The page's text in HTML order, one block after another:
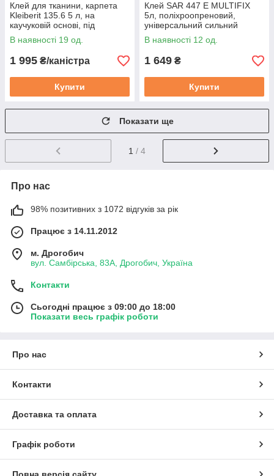
Клей для тканини, карпета
Kleiberit 135.6 5 л, на
каучуковій основі, під
пульвер, меблевий
(Німеччина)
В наявності 19 од.
1 995 ₴/каністра
Купити
Клей SAR 447 E MULTIFIX
5л, поліхроопреновий,
універсальний сильний
фіксації
В наявності 12 од.
1 649 ₴
Купити
Показати ще
1 / 4
Про нас
98% позитивних з 1072 відгуків за рік
Працює з 14.11.2012
м. Дрогобич
вул. Самбірська, 83А, Дрогобич, Україна
Контакти
Сьогодні працює з 09:00 до 18:00
Показати весь графік роботи
Про нас
Контакти
Доставка та оплата
Графік роботи